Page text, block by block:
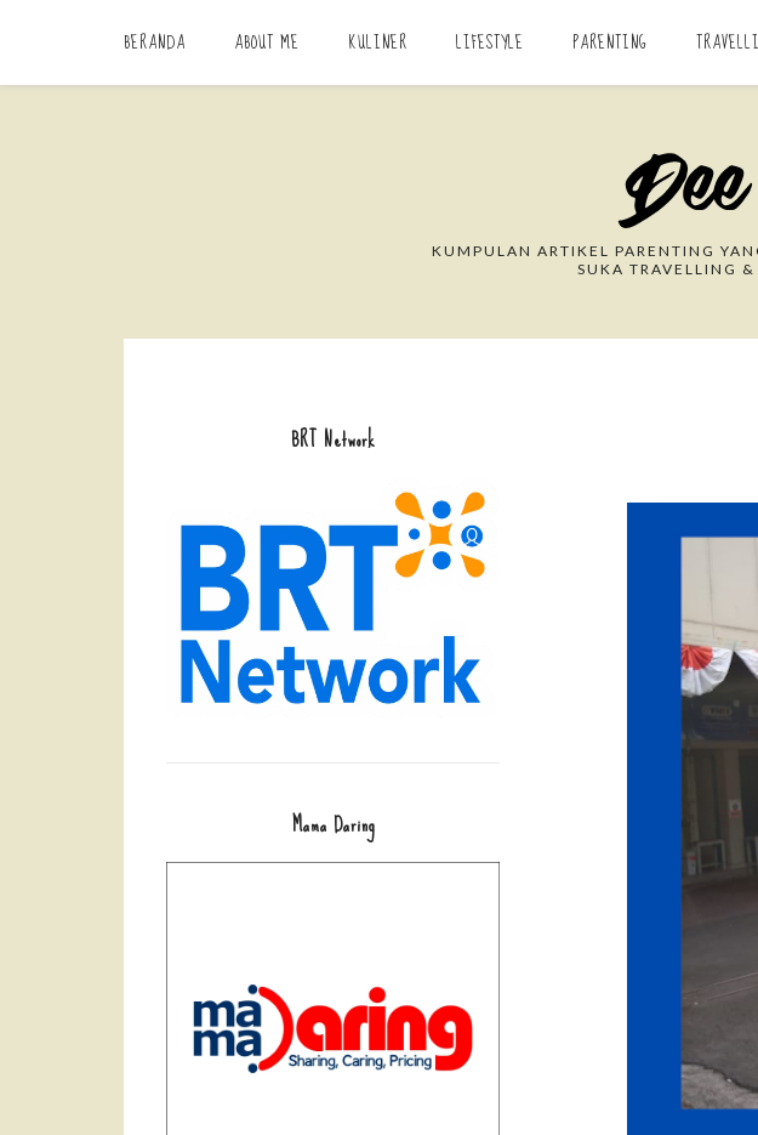
BERANDA ABOUT ME KULINER LIFESTYLE PARENTING
KUMPULAN ARTIKEL PARENTING
SUKA TRAVELLING
BRT Network
Mama Daring